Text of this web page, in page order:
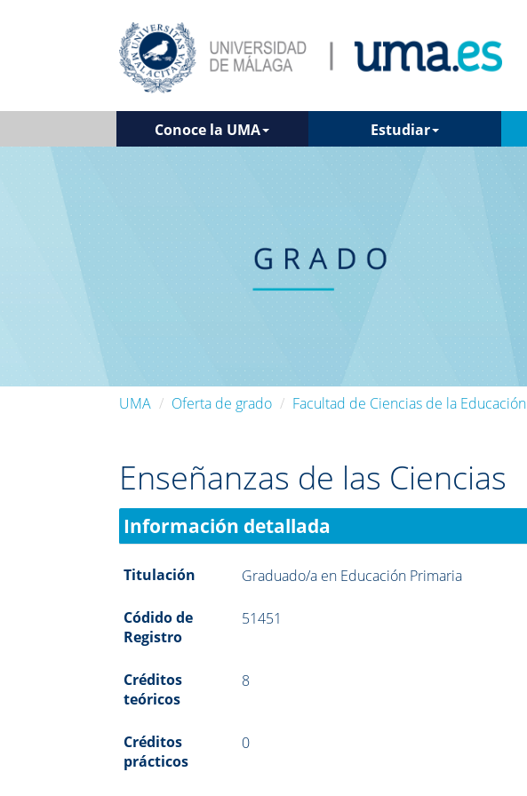
Conoce la UMA Estudiar
UMA Oferta de grado Facultad de Ciencias de la Educación
Enseñanzas de las Ciencias
Información detallada
Titulación Graduado/a en Educación Primaria
Códido de
Registro
51451
Créditos
teóricos
8
Créditos
prácticos
0